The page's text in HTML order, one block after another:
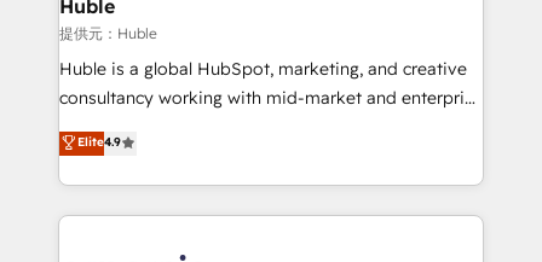
Set up, audit, and organize your HubSpot portal •
Get your sales team fully using HubSpot • Track
pipeline and revenue across the entire buyer journey
growth • Create content and videos that attract
buyers • Use AI to scale smarter Our coaching-led
Huble
提供元：Huble
Huble is a global HubSpot, marketing, and creative
consultancy working with mid-market and enterprise
businesses. We go beyond implementation, shaping
the strategy, processes, and teams that turn
HubSpot into a genuine growth engine. Named
HubSpot's Global Partner of the Year in 2024,
Elite4.9